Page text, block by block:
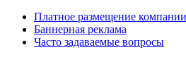
Платное размещение компании
Баннерная реклама
Часто задаваемые вопросы